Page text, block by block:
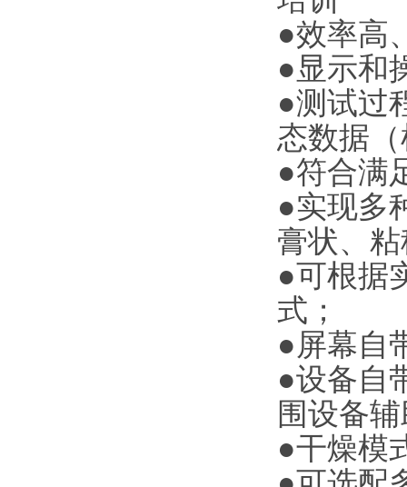
●效率高
●显示和
●测试过
态数据
●符合满
●实现多
膏状、
●可根据
式；
●屏幕自
●设备自
围设备
●干燥模